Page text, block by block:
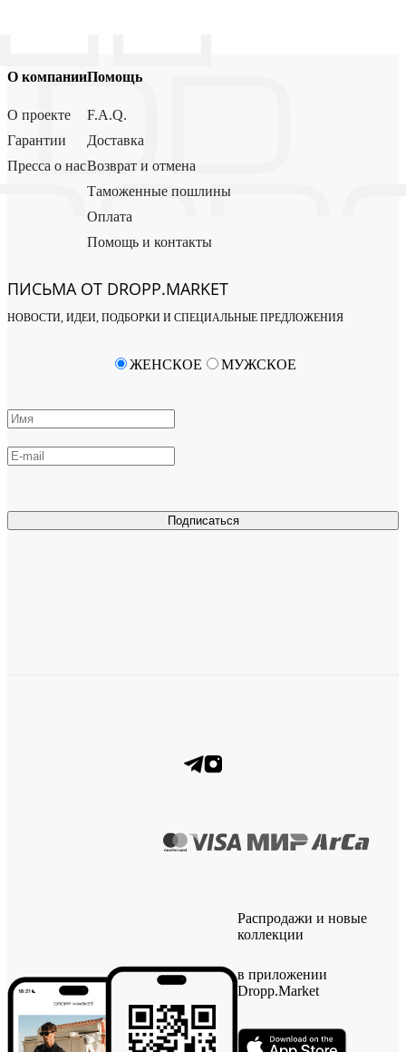
О компании
О проекте
Гарантии
Пресса о нас
Помощь
F.A.Q.
Доставка
Возврат и отмена
Таможенные пошлины
Оплата
Помощь и контакты
ПИСЬМА ОТ DROPP.MARKET
НОВОСТИ, ИДЕИ, ПОДБОРКИ И СПЕЦИАЛЬНЫЕ ПРЕДЛОЖЕНИЯ
Подписаться
ЖЕНСКОЕ МУЖСКОЕ
Распродажи и новые
коллекции
в приложении
Dropp.Market